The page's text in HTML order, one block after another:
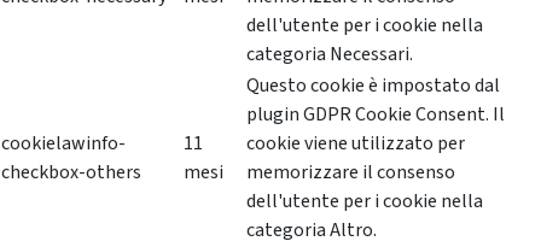
dell'utente per i cookie nella
categoria Necessari.
cookielawinfo-
checkbox-others
11
mesi
Questo cookie è impostato dal
plugin GDPR Cookie Consent. Il
cookie viene utilizzato per
memorizzare il consenso
dell'utente per i cookie nella
categoria Altro.